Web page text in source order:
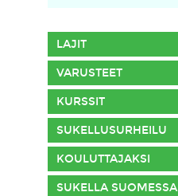
LAJIT
VARUSTEET
KURSSIT
SUKELLUSURHEILU
KOULUTTAJAKSI
SUKELLA SUOMESSA